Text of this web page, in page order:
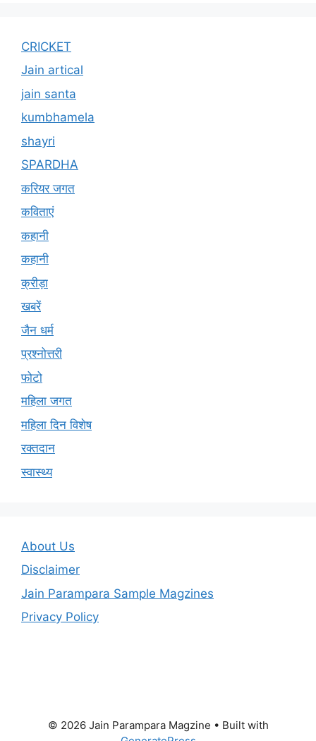
CRICKET
Jain artical
jain santa
kumbhamela
shayri
SPARDHA
करियर जगत
कविताएं
कहानी
कहानी
क्रीड़ा
खबरें
जैन धर्म
प्रश्नोत्तरी
फोटो
महिला जगत
महिला दिन विशेष
रक्तदान
स्वास्थ्य
About Us
Disclaimer
Jain Parampara Sample Magzines
Privacy Policy
© 2026 Jain Parampara Magzine • Built with